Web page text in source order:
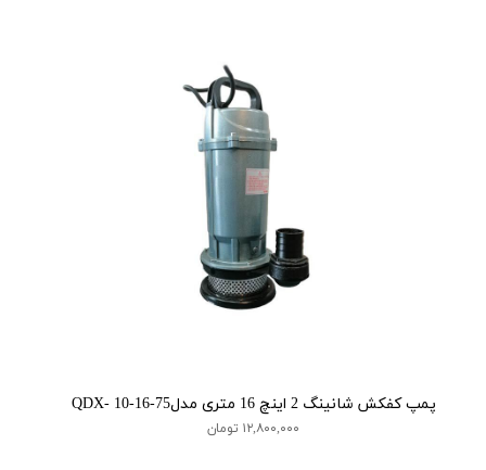
پمپ کفکش شانینگ 2 اینچ 16 متری مدلQDX- 10-16-75
۱۲,۸۰۰,۰۰۰ تومان